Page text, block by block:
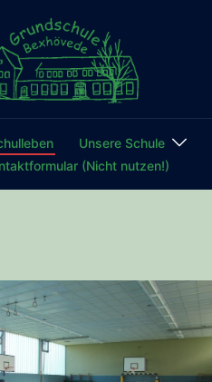
Unsere Schule
(Nicht nutzen!)